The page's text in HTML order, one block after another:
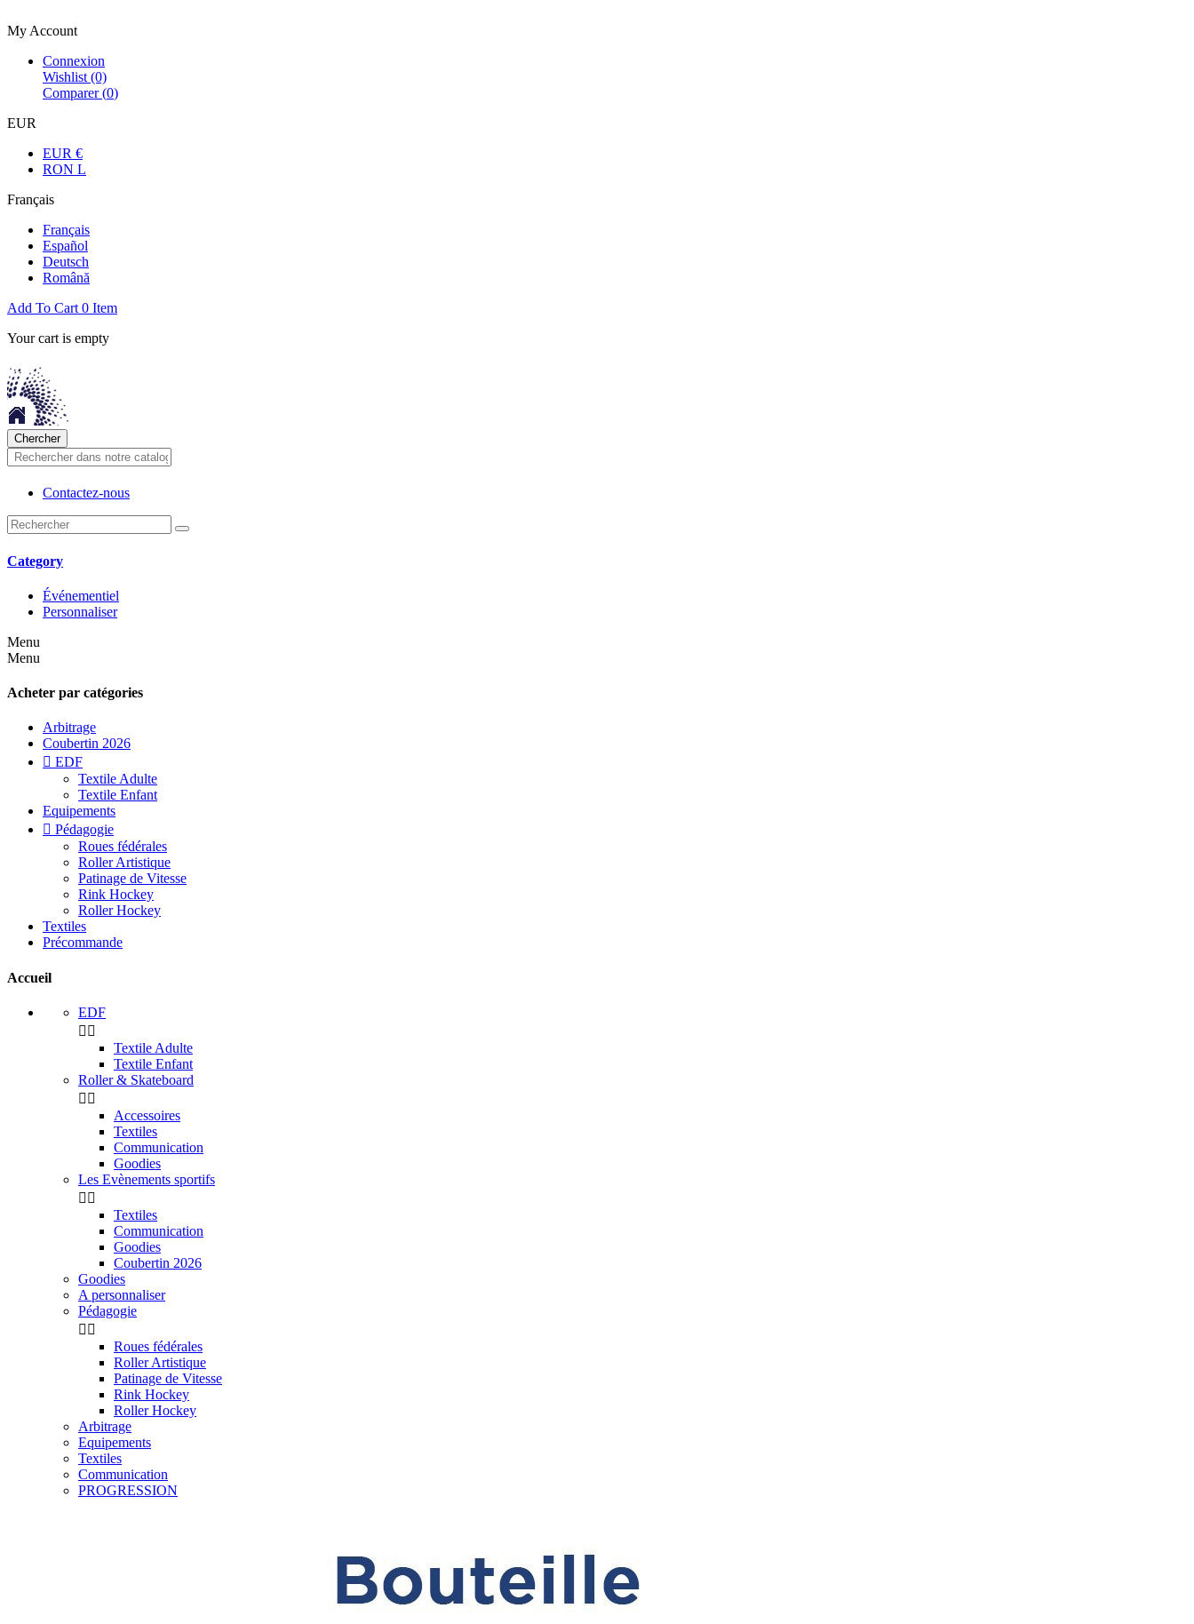
My Account
Connexion
Wishlist (0)
Comparer (0)
EUR
EUR €
RON L
Français
Français
Español
Deutsch
Română
Add To Cart 0 Item
Your cart is empty
Chercher
Contactez-nous
Category
Événementiel
Personnaliser
Menu
Menu
Acheter par catégories
Arbitrage
Coubertin 2026
 EDF
Textile Adulte
Textile Enfant
Equipements
 Pédagogie
Roues fédérales
Roller Artistique
Patinage de Vitesse
Rink Hockey
Roller Hockey
Textiles
Précommande
Accueil
EDF
 
Textile Adulte
Textile Enfant
Roller & Skateboard
 
Accessoires
Textiles
Communication
Goodies
Les Evènements sportifs
 
Textiles
Communication
Goodies
Coubertin 2026
Goodies
A personnaliser
Pédagogie
 
Roues fédérales
Roller Artistique
Patinage de Vitesse
Rink Hockey
Roller Hockey
Arbitrage
Equipements
Textiles
Communication
PROGRESSION